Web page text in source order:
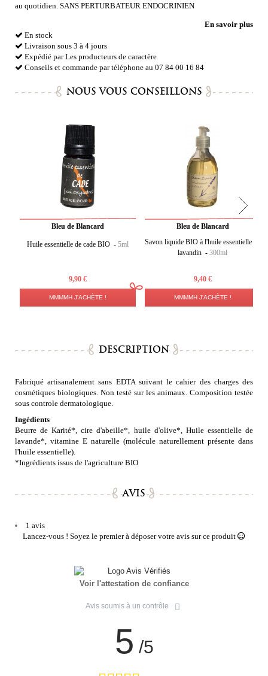
au quotidien. SANS PERTURBATEUR ENDOCRINIEN
En savoir plus
En stock
Livraison sous 3 à 4 jours
Expédié par Les producteurs de caractère
Conseils et commande par téléphone au 07 84 00 16 84
NOUS VOUS CONSEILLONS
Bleu de Blancard
Huile essentielle de cade BIO - 5ml
9,90 €
MMMMH J'ACHÈTE !
Bleu de Blancard
Savon liquide BIO à l'huile essentielle de
lavandin - 300ml
9,40 €
MMMMH J'ACHÈTE !
DESCRIPTION
Fabriqué artisanalement sans EDTA suivant le cahier des charges des
cosmétiques biologiques. Non testé sur les animaux. Composition testée
sous controle dermatologique.
Ingédients
Beurre de Karité*, cire d'abeille*, huile d'olive*, Huile essentielle de
lavande*, vitamine E naturelle (molécule naturellement présente dans
l'huile essentielle).
*Ingrédients issus de l'agriculture BIO
AVIS
1 avis
Lancez-vous ! Soyez le premier à déposer votre avis sur ce produit
Voir l'attestation de confiance
Avis soumis à un contrôle
5 /5